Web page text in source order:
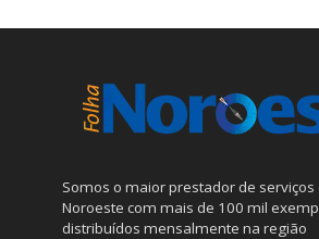
Somos o maior prestador de serviços
Noroeste com mais de 100 mil
distribuídos mensalmente na região